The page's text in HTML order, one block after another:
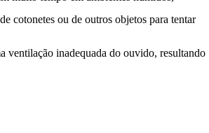
cotonetes ou de outros objetos para tentar
ventilação inadequada do ouvido, resultando